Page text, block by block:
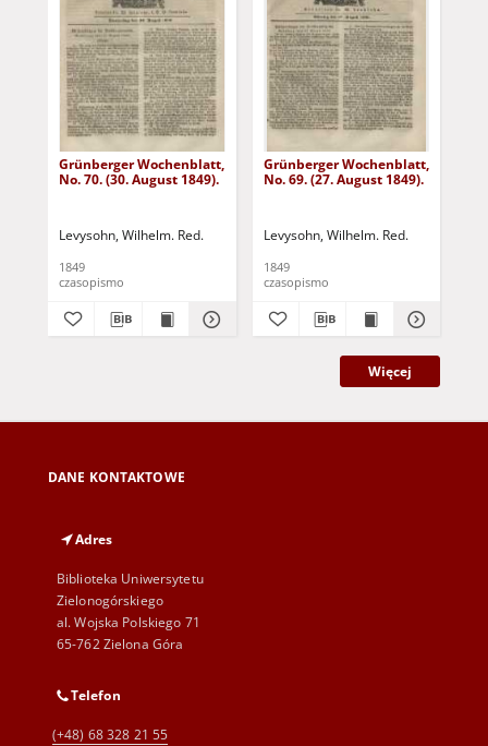
Grünberger Wochenblatt,
No. 70. (30. August 1849).
Levysohn, Wilhelm. Red.
1849
czasopismo
Grünberger Wochenblatt,
No. 69. (27. August 1849).
Levysohn, Wilhelm. Red.
1849
czasopismo
Więcej
DANE KONTAKTOWE
Adres
Biblioteka Uniwersytetu
Zielonogórskiego
al. Wojska Polskiego 71
65-762 Zielona Góra
Telefon
(+48) 68 328 21 55